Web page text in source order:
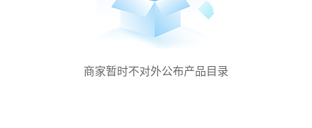
商家暂时不对外公布产品目录